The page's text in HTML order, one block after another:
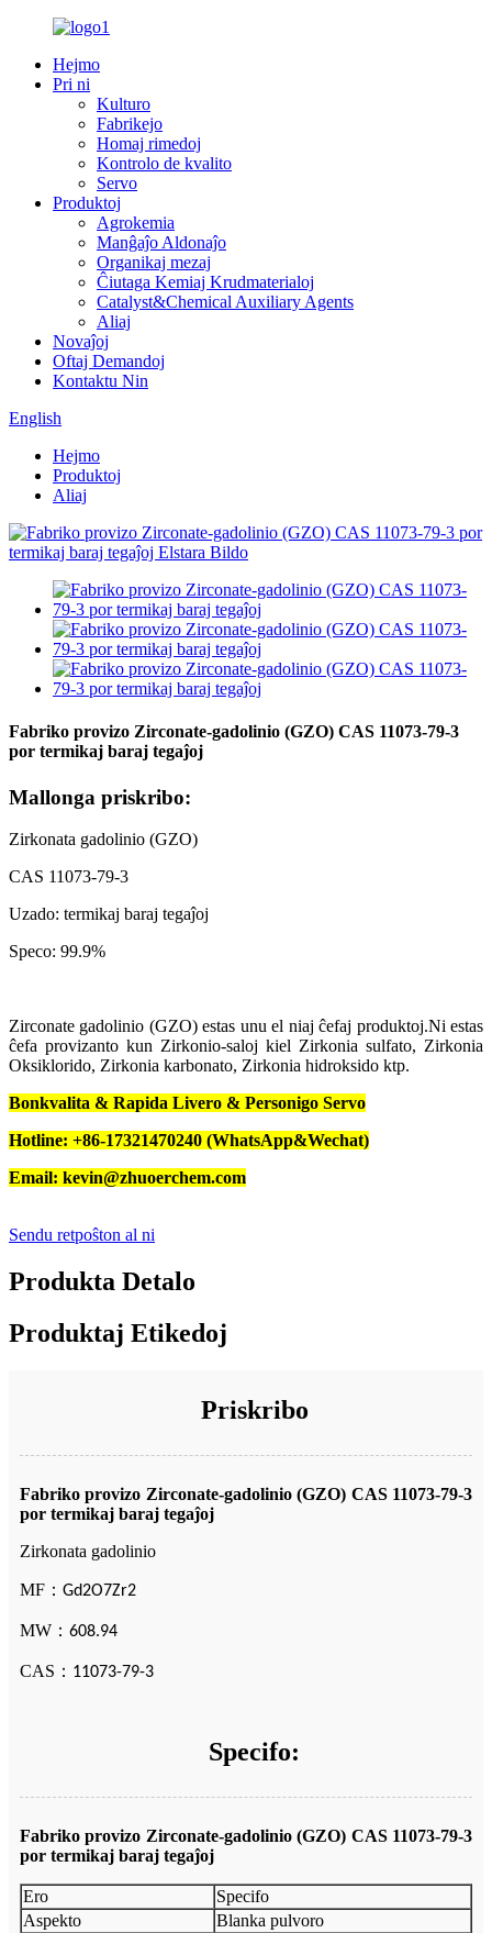
Hejmo
Pri ni
Kulturo
Fabrikejo
Homaj rimedoj
Kontrolo de kvalito
Servo
Produktoj
Agrokemia
Manĝaĵo Aldonaĵo
Organikaj mezaj
Ĉiutaga Kemiaj Krudmaterialoj
Catalyst&Chemical Auxiliary Agents
Aliaj
Novaĵoj
Oftaj Demandoj
Kontaktu Nin
English
Hejmo
Produktoj
Aliaj
Fabriko provizo Zirconate-gadolinio (GZO) CAS 11073-79-3
por termikaj baraj tegaĵoj
Mallonga priskribo:
Zirkonata gadolinio (GZO)
CAS 11073-79-3
Uzado: termikaj baraj tegaĵoj
Speco: 99.9%
Zirconate gadolinio (GZO) estas unu el niaj ĉefaj produktoj.Ni estas
ĉefa provizanto kun Zirkonio-saloj kiel Zirkonia sulfato, Zirkonia
Oksiklorido, Zirkonia karbonato, Zirkonia hidroksido ktp.
Bonkvalita & Rapida Livero & Personigo Servo
Hotline: +86-17321470240 (WhatsApp&Wechat)
Email: kevin@zhuoerchem.com
Sendu retpoŝton al ni
Produkta Detalo
Produktaj Etikedoj
Priskribo
Fabriko provizo Zirconate-gadolinio (GZO) CAS 11073-79-3
por termikaj baraj tegaĵoj
Zirkonata gadolinio
MF ： Gd2O7Zr2
MW ： 608.94
CAS ： 11073-79-3
Specifo:
Fabriko provizo Zirconate-gadolinio (GZO) CAS 11073-79-3
por termikaj baraj tegaĵoj
Ero
Specifo
Aspekto
Blanka pulvoro